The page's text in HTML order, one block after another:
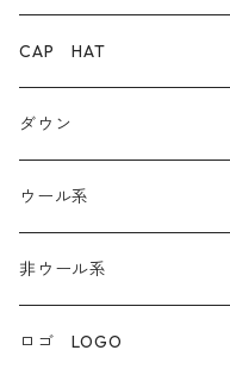
ダウン
ダンガリー
ウール系
非ウール系
エコレザー合成皮革
CAP HAT
ダウン
ウール系
非ウール系
ロゴ LOGO